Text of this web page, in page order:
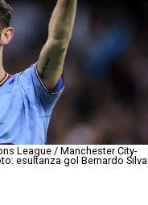
League / Manchester City-
esultanza gol Bernardo Silva